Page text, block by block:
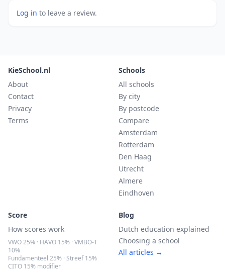
Log in to leave a review.
KieSchool.nl
About
Contact
Privacy
Terms
Schools
All schools
By city
By postcode
Compare
Amsterdam
Rotterdam
Den Haag
Utrecht
Almere
Eindhoven
Score
How scores work
VWO 25% · HAVO 15% · VMBO-T
10%
Fundamenteel 25% · Streef 15%
CITO 15% modifier
Blog
Dutch education explained
Choosing a school
All articles →